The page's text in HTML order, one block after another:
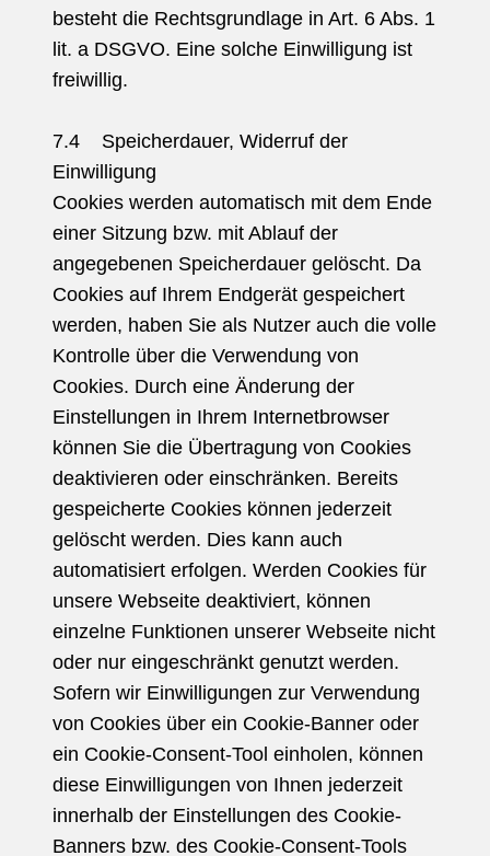
besteht die Rechtsgrundlage in Art. 6 Abs. 1
lit. a DSGVO. Eine solche Einwilligung ist
freiwillig.
7.4 Speicherdauer, Widerruf der
Einwilligung
Cookies werden automatisch mit dem Ende
einer Sitzung bzw. mit Ablauf der
angegebenen Speicherdauer gelöscht. Da
Cookies auf Ihrem Endgerät gespeichert
werden, haben Sie als Nutzer auch die volle
Kontrolle über die Verwendung von
Cookies. Durch eine Änderung der
Einstellungen in Ihrem Internetbrowser
können Sie die Übertragung von Cookies
deaktivieren oder einschränken. Bereits
gespeicherte Cookies können jederzeit
gelöscht werden. Dies kann auch
automatisiert erfolgen. Werden Cookies für
unsere Webseite deaktiviert, können
einzelne Funktionen unserer Webseite nicht
oder nur eingeschränkt genutzt werden.
Sofern wir Einwilligungen zur Verwendung
von Cookies über ein Cookie-Banner oder
ein Cookie-Consent-Tool einholen, können
diese Einwilligungen von Ihnen jederzeit
innerhalb der Einstellungen des Cookie-
Banners bzw. des Cookie-Consent-Tools